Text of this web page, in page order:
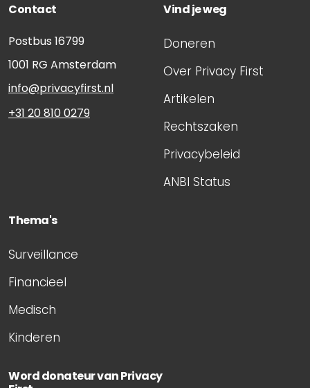
Contact
Postbus 16799
1001 RG Amsterdam
info@privacyfirst.nl
+31 20 810 0279
Vind je weg
Doneren
Over Privacy First
Artikelen
Rechtszaken
Privacybeleid
ANBI Status
Thema's
Surveillance
Financieel
Medisch
Kinderen
Word donateur van Privacy